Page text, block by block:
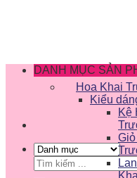
Tìm
kiếm:
DANH MỤC SẢN
Hoa Khai
Kiểu
Kệ